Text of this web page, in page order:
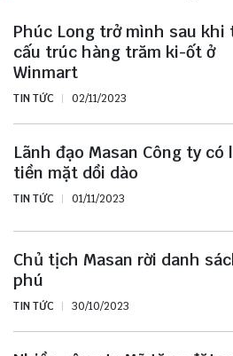
Phúc Long trở mình sau khi
cấu trúc hàng trăm ki-ốt ở
Winmart
TIN TỨC 02/11/2023
Lãnh đạo Masan Công ty có
tiền mặt dồi dào
TIN TỨC 01/11/2023
Chủ tịch Masan rời danh
phú
TIN TỨC 30/10/2023